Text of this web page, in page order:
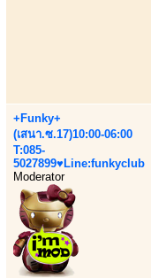
+Funky+
(เสนา.ซ.17)10:00-06:00
T:085-
5027899♥Line:funkyclub
Moderator